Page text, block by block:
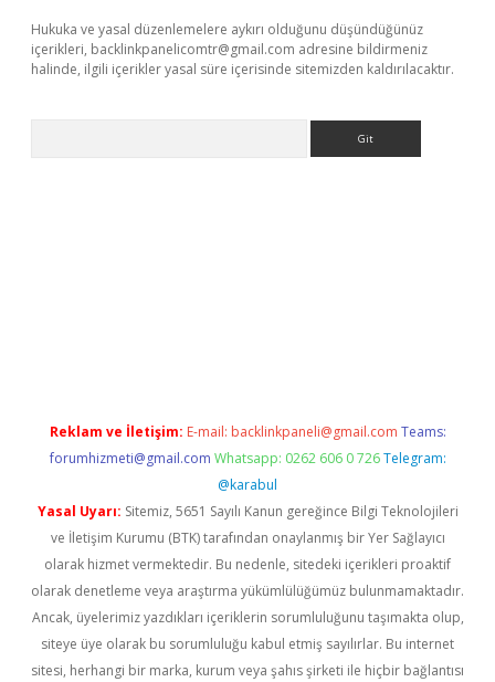
Hukuka ve yasal düzenlemelere aykırı olduğunu düşündüğünüz
içerikleri, backlinkpanelicomtr@gmail.com adresine bildirmeniz
halinde, ilgili içerikler yasal süre içerisinde sitemizden kaldırılacaktır.
Reklam ve İletişim: E-mail: backlinkpaneli@gmail.com Teams:
forumhizmeti@gmail.com Whatsapp: 0262 606 0 726 Telegram:
@karabul
Yasal Uyarı: Sitemiz, 5651 Sayılı Kanun gereğince Bilgi Teknolojileri
ve İletişim Kurumu (BTK) tarafından onaylanmış bir Yer Sağlayıcı
olarak hizmet vermektedir. Bu nedenle, sitedeki içerikleri proaktif
olarak denetleme veya araştırma yükümlülüğümüz bulunmamaktadır.
Ancak, üyelerimiz yazdıkları içeriklerin sorumluluğunu taşımakta olup,
siteye üye olarak bu sorumluluğu kabul etmiş sayılırlar. Bu internet
sitesi, herhangi bir marka, kurum veya şahıs şirketi ile hiçbir bağlantısı